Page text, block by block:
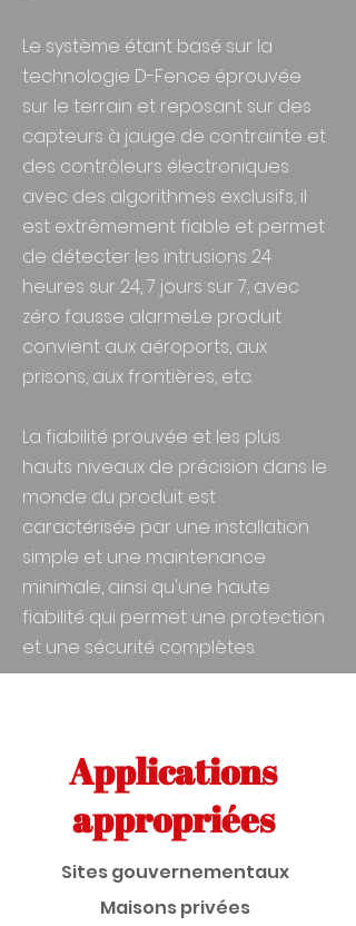
Le système étant basé sur la
technologie D-Fence éprouvée
sur le terrain et reposant sur des
capteurs à jauge de contrainte et
des contrôleurs électroniques
avec des algorithmes exclusifs, il
est extrêmement fiable et permet
de détecter les intrusions 24
heures sur 24, 7 jours sur 7, avec
zéro fausse alarme.Le produit
convient aux aéroports, aux
prisons, aux frontières, etc.
La fiabilité prouvée et les plus
hauts niveaux de précision dans le
monde du produit est
caractérisée par une installation
simple et une maintenance
minimale, ainsi qu'une haute
fiabilité qui permet une protection
et une sécurité complètes.
Applications
appropriées
Sites gouvernementaux
Maisons privées